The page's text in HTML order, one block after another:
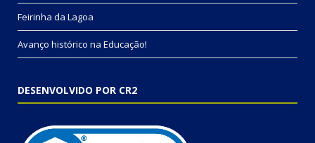
Feirinha da Lagoa
Avanço histórico na Educação!
DESENVOLVIDO POR CR2